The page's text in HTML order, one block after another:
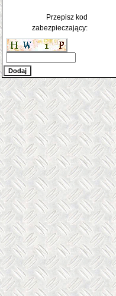
Przepisz kod
zabezpieczający: